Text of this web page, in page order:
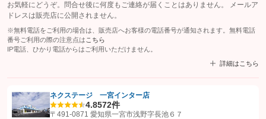
お気軽にどうぞ。問合せ後に何度もご連絡が届くことはありません。 メールア
ドレスは販売店に公開されません。
※無料電話をご利用の場合は、販売店へお客様の電話番号が通知されます。無料電話
番号ご利用の際の注意点は こちら
IP電話、ひかり電話からはご利用いただけません。
詳細はこちら
【STEP1】認証画面でグーネットを友だち追加してから「許可する」ボタンを押
ネクステージ 一宮インター店
4.8572件
〒491-0871 愛知県一宮市浅野字長池６７